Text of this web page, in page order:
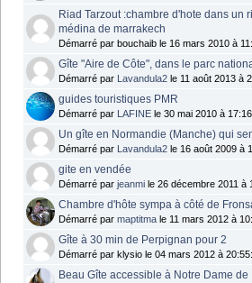
Riad Tarzout :chambre d'hote dans un
médina de marrakech
Démarré par bouchaib le 16 mars 2010 à
Gîte "Aire de Côte", dans le parc
Démarré par Lavandula2 le 11 août 2013 à
guides touristiques PMR
Démarré par LAFINE le 30 mai 2010 à
Un gîte en Normandie (Manche) qui
Démarré par Lavandula2 le 16 août 2009 à
gite en vendée
Démarré par jeanmi le 26 décembre 2011 à
Chambre d'hôte sympa à côté de
Démarré par maptitma le 11 mars 2012 à
Gîte à 30 min de Perpignan pour 2
Démarré par klysio le 04 mars 2012 à
Beau Gîte accessible à Notre Dame